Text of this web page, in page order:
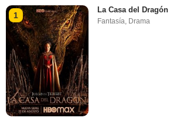
1
La Casa del Dragón
Fantasía, Drama